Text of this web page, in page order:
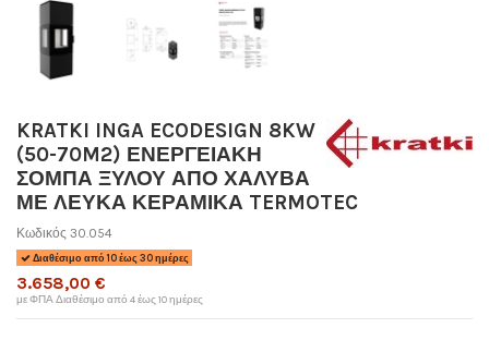
KRATKI INGA ECODESIGN 8KW
(50-70M2) ΕΝΕΡΓΕΙΑΚΗ
ΣΟΜΠΑ ΞΥΛΟΥ ΑΠΟ ΧΑΛΥΒΑ
ΜΕ ΛΕΥΚΑ ΚΕΡΑΜΙΚΑ TERMOTEC
Κωδικός 30.054
Διαθέσιμο από 10 έως 30 ημέρες
3.658,00 €
με ΦΠΑΔιαθέσιμο από 4 έως 10 ημέρες